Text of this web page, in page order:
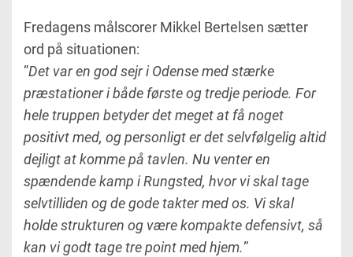
Fredagens målscorer Mikkel Bertelsen sætter
ord på situationen:
”Det var en god sejr i Odense med stærke
præstationer i både første og tredje periode. For
hele truppen betyder det meget at få noget
positivt med, og personligt er det selvfølgelig altid
dejligt at komme på tavlen. Nu venter en
spændende kamp i Rungsted, hvor vi skal tage
selvtilliden og de gode takter med os. Vi skal
holde strukturen og være kompakte defensivt, så
kan vi godt tage tre point med hjem.”